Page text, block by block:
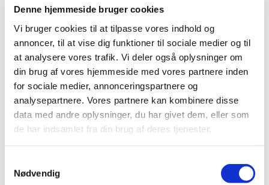
Denne hjemmeside bruger cookies
Vi bruger cookies til at tilpasse vores indhold og
annoncer, til at vise dig funktioner til sociale medier og til
at analysere vores trafik. Vi deler også oplysninger om
din brug af vores hjemmeside med vores partnere inden
for sociale medier, annonceringspartnere og
analysepartnere. Vores partnere kan kombinere disse
data med andre oplysninger, du har givet dem, eller som
de har indsamlet fra din brug af deres tjenester.
Nødvendig
Dagens program: "Hvordan kan jeg tro?"
Alpha er et kursus over 10 uger, hvor der er et rum, hvor
du kan komme og diskutere livets store spørgsmål.
Yderligere oplysninger ved Morten Legarth, telefon 28 91
22 65 eller e-mail: mortensdagpleje@gmail.com - eller læs
mere ved at klikke påHER
Dagens tema: Hvorfor og hvordan kan jeg bede?
Aftenerne starte med fællesspisning -